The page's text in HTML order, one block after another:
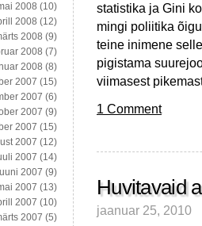
statistika ja Gini
mingi poliitika
teine inimene
pigistama
viimasest
1 Comment
Huvitavaid
jaanuar 25, 2010
2008 (10)
2008 (12)
2008 (9)
2008 (7)
2008 (8)
2007 (15)
2007 (6)
2007 (9)
2007 (15)
2007 (12)
2007 (14)
2007 (9)
2007 (13)
2007 (10)
2007 (5)